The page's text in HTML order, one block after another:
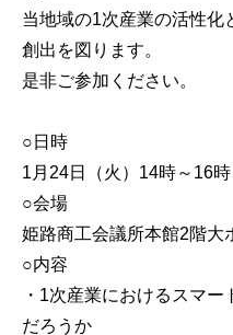
当地域の1次産業の活性化
創出を図ります。
是非ご参加ください。
○日時
1月24日（火）14時～16時
○会場
姫路商工会議所本館2階大
○内容
・1次産業におけるスマ
だろうか